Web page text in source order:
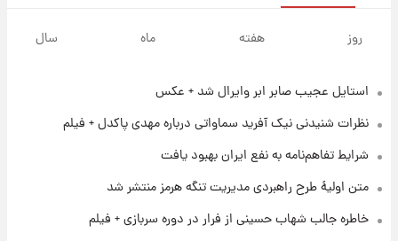
شد+فیلم
۱ روز پیش
امروز پنجشنبه ۱۵ مرداد ۱۴۰۵ +جدول
قیمت طلا و سکه امروز پنجشنبه ۱۵ مرداد ۱۴۰۵
روز هفته ماه سال
استایل عجیب صابر ابر وایرال شد + عکس
نظرات شنیدنی نیک آفرید سماواتی درباره مهدی پاکدل + فیلم
شرایط تفاهم‌نامه به نفع ایران بهبود یافت
متن اولیۀ طرح راهبردی مدیریت تنگه هرمز منتشر شد
خاطره جالب شهاب حسینی از فرار در دوره سربازی + فیلم